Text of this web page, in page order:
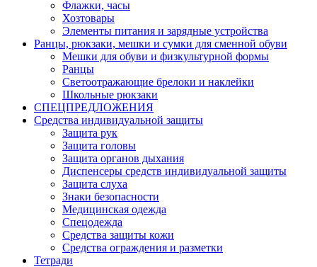
Флажки, часы
Хозтовары
Элементы питания и зарядные устройства
Ранцы, рюкзаки, мешки и сумки для сменной обуви
Мешки для обуви и физкультурной формы
Ранцы
Светоотражающие брелоки и наклейки
Школьные рюкзаки
СПЕЦПРЕДЛОЖЕНИЯ
Средства индивидуальной защиты
Защита рук
Защита головы
Защита органов дыхания
Диспенсеры средств индивидуальной защиты
Защита слуха
Знаки безопасности
Медицинская одежда
Спецодежда
Средства защиты кожи
Средства ограждения и разметки
Тетради